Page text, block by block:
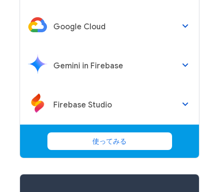
Google Cloud keyboard_arrow_down
Gemini in Firebase keyboard_arrow_down
Firebase Studio keyboard_arrow_down
使ってみる